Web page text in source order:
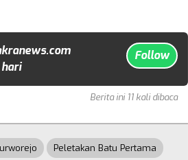
Follow
Berita ini 11 kali dibaca
Peletakan Batu Pertama